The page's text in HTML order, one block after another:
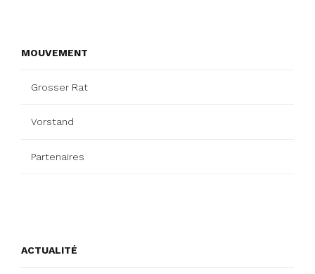
MOUVEMENT
Grosser Rat
Vorstand
Partenaires
ACTUALITÉ